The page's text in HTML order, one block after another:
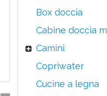
Box doccia
Cabine doccia
Camini
Copriwater
Cucine a legna